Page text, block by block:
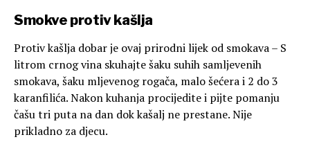
Smokve protiv kašlja
Protiv kašlja dobar je ovaj prirodni lijek od smokava – S
litrom crnog vina skuhajte šaku suhih samljevenih
smokava, šaku mljevenog rogača, malo šećera i 2 do 3
karanfilića. Nakon kuhanja procijedite i pijte pomanju
čašu tri puta na dan dok kašalj ne prestane. Nije
prikladno za djecu.